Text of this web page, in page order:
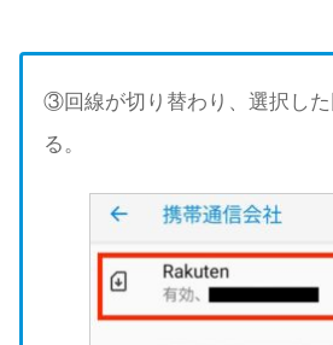
③回線が切り替わり、選択し
る。